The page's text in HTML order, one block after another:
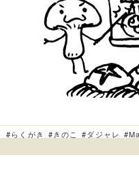
#らくがき #きのこ #ダジャレ